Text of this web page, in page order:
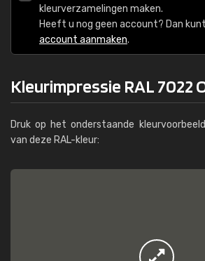
kleurverzamelingen maken.
Heeft u nog geen account? Dan
account aanmaken.
Kleurimpressie RAL 7022
Druk op het onderstaande
van deze RAL-kleur: